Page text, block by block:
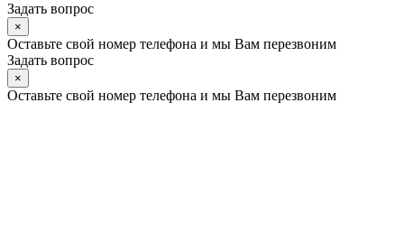
Max
Telegram